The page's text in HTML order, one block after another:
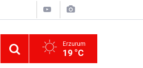
Erzurum
19 °C